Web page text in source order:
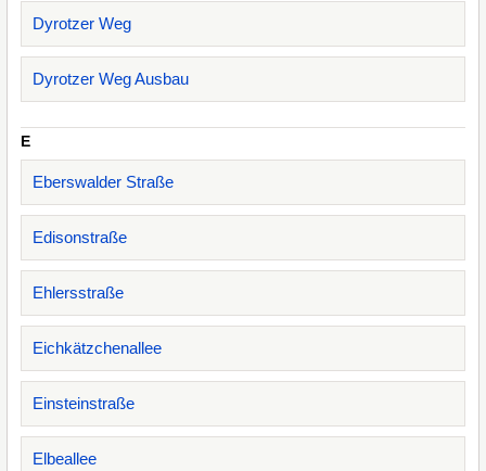
Dyrotzer Weg
Dyrotzer Weg Ausbau
E
Eberswalder Straße
Edisonstraße
Ehlersstraße
Eichkätzchenallee
Einsteinstraße
Elbeallee